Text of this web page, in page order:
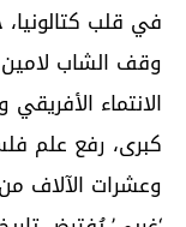
في قلب
وقف الشاب لامين
الانتماء
كبرى، رفع علم
وعشرات الآلاف